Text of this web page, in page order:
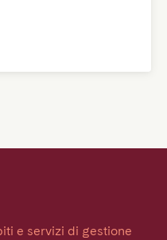
e servizi di gestione